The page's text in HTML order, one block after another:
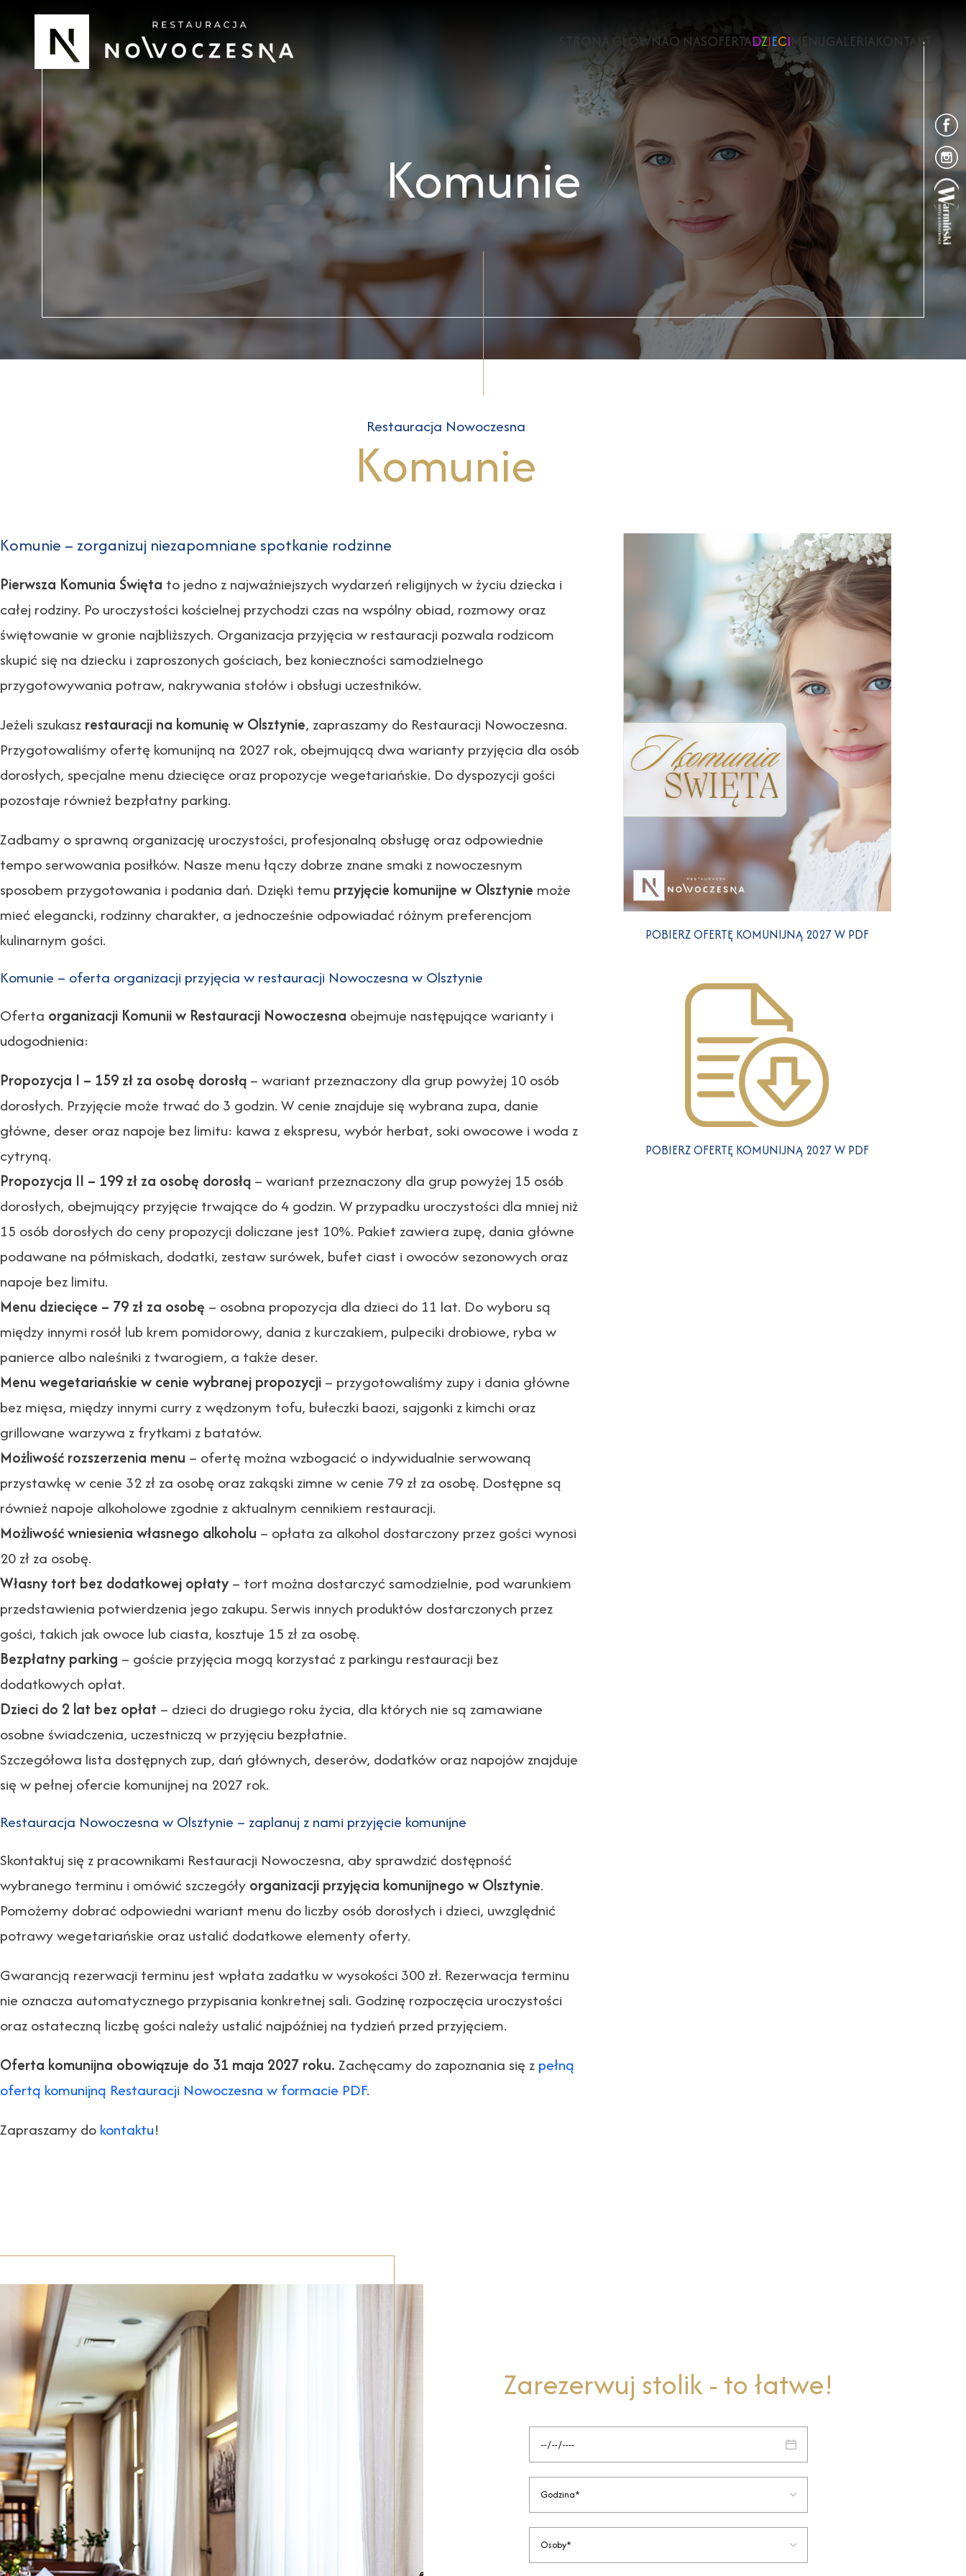
STRONA GŁÓWNAO NASOFERTADZIECI MENUGALERIAKONTAKT
Komunie
Restauracja Nowoczesna
Komunie
Komunie – zorganizuj niezapomniane spotkanie rodzinne
Pierwsza Komunia Święta to jedno z najważniejszych wydarzeń religijnych w życiu dziecka i
całej rodziny. Po uroczystości kościelnej przychodzi czas na wspólny obiad, rozmowy oraz
świętowanie w gronie najbliższych. Organizacja przyjęcia w restauracji pozwala rodzicom
skupić się na dziecku i zaproszonych gościach, bez konieczności samodzielnego
przygotowywania potraw, nakrywania stołów i obsługi uczestników.
Jeżeli szukasz restauracji na komunię w Olsztynie, zapraszamy do Restauracji Nowoczesna.
Przygotowaliśmy ofertę komunijną na 2027 rok, obejmującą dwa warianty przyjęcia dla osób
dorosłych, specjalne menu dziecięce oraz propozycje wegetariańskie. Do dyspozycji gości
pozostaje również bezpłatny parking.
Zadbamy o sprawną organizację uroczystości, profesjonalną obsługę oraz odpowiednie
tempo serwowania posiłków. Nasze menu łączy dobrze znane smaki z nowoczesnym
sposobem przygotowania i podania dań. Dzięki temu przyjęcie komunijne w Olsztynie może
mieć elegancki, rodzinny charakter, a jednocześnie odpowiadać różnym preferencjom
kulinarnym gości.
Komunie – oferta organizacji przyjęcia w restauracji Nowoczesna w Olsztynie
Oferta organizacji Komunii w Restauracji Nowoczesna obejmuje następujące warianty i
udogodnienia:
Propozycja I – 159 zł za osobę dorosłą – wariant przeznaczony dla grup powyżej 10 osób
dorosłych. Przyjęcie może trwać do 3 godzin. W cenie znajduje się wybrana zupa, danie
główne, deser oraz napoje bez limitu: kawa z ekspresu, wybór herbat, soki owocowe i woda z
cytryną.
Propozycja II – 199 zł za osobę dorosłą – wariant przeznaczony dla grup powyżej 15 osób
dorosłych, obejmujący przyjęcie trwające do 4 godzin. W przypadku uroczystości dla mniej niż
15 osób dorosłych do ceny propozycji doliczane jest 10%. Pakiet zawiera zupę, dania główne
podawane na półmiskach, dodatki, zestaw surówek, bufet ciast i owoców sezonowych oraz
napoje bez limitu.
Menu dziecięce – 79 zł za osobę – osobna propozycja dla dzieci do 11 lat. Do wyboru są
między innymi rosół lub krem pomidorowy, dania z kurczakiem, pulpeciki drobiowe, ryba w
panierce albo naleśniki z twarogiem, a także deser.
Menu wegetariańskie w cenie wybranej propozycji – przygotowaliśmy zupy i dania główne
bez mięsa, między innymi curry z wędzonym tofu, bułeczki baozi, sajgonki z kimchi oraz
grillowane warzywa z frytkami z batatów.
Możliwość rozszerzenia menu – ofertę można wzbogacić o indywidualnie serwowaną
przystawkę w cenie 32 zł za osobę oraz zakąski zimne w cenie 79 zł za osobę. Dostępne są
również napoje alkoholowe zgodnie z aktualnym cennikiem restauracji.
Możliwość wniesienia własnego alkoholu – opłata za alkohol dostarczony przez gości wynosi
20 zł za osobę.
Własny tort bez dodatkowej opłaty – tort można dostarczyć samodzielnie, pod warunkiem
przedstawienia potwierdzenia jego zakupu. Serwis innych produktów dostarczonych przez
gości, takich jak owoce lub ciasta, kosztuje 15 zł za osobę.
Bezpłatny parking – goście przyjęcia mogą korzystać z parkingu restauracji bez
dodatkowych opłat.
Dzieci do 2 lat bez opłat – dzieci do drugiego roku życia, dla których nie są zamawiane
osobne świadczenia, uczestniczą w przyjęciu bezpłatnie.
Szczegółowa lista dostępnych zup, dań głównych, deserów, dodatków oraz napojów znajduje
się w pełnej ofercie komunijnej na 2027 rok.
Restauracja Nowoczesna w Olsztynie – zaplanuj z nami przyjęcie komunijne
Skontaktuj się z pracownikami Restauracji Nowoczesna, aby sprawdzić dostępność
wybranego terminu i omówić szczegóły organizacji przyjęcia komunijnego w Olsztynie.
Pomożemy dobrać odpowiedni wariant menu do liczby osób dorosłych i dzieci, uwzględnić
potrawy wegetariańskie oraz ustalić dodatkowe elementy oferty.
Gwarancją rezerwacji terminu jest wpłata zadatku w wysokości 300 zł. Rezerwacja terminu
nie oznacza automatycznego przypisania konkretnej sali. Godzinę rozpoczęcia uroczystości
oraz ostateczną liczbę gości należy ustalić najpóźniej na tydzień przed przyjęciem.
Oferta komunijna obowiązuje do 31 maja 2027 roku. Zachęcamy do zapoznania się z pełną
ofertą komunijną Restauracji Nowoczesna w formacie PDF.
Zapraszamy do kontaktu!
POBIERZ OFERTĘ KOMUNIJNĄ 2027 W PDF
POBIERZ OFERTĘ KOMUNIJNĄ 2027 W PDF
Zarezerwuj stolik - to łatwe!